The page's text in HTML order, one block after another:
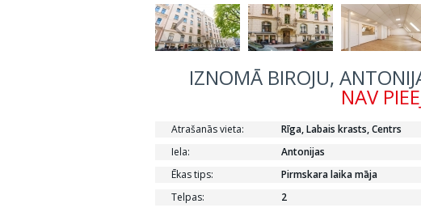
IZNOMĀ BIROJU,
NAV
Atrašanās vieta:
Rīga, Labais krasts, Centrs
Iela:
Antonijas
Ēkas tips:
Pirmskara laika māja
Telpas:
2